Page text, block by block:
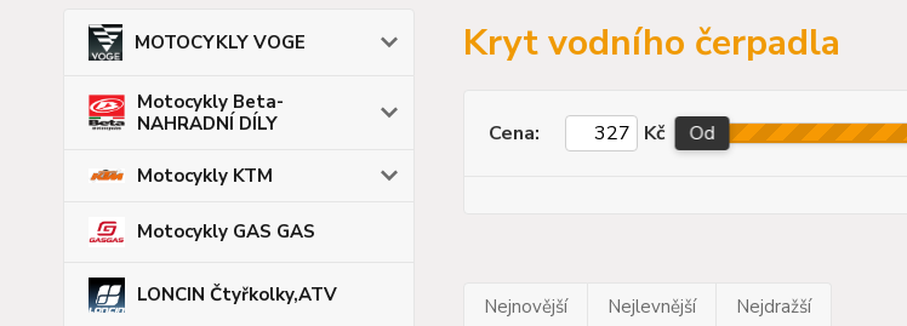
MOTOCYKLY VOGE
Motocykly Beta-
NAHRADNÍ DÍLY
Motocykly KTM
Motocykly GAS GAS
LONCIN Čtyřkolky,ATV
Kryt vodního čerpadla
Cena: Kč Od
Nejnovější Nejlevnější Nejdražší